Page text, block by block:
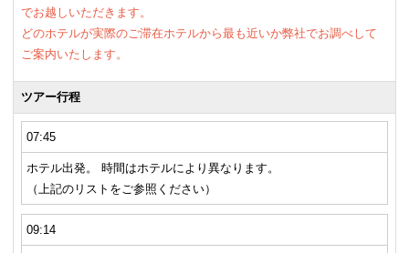
でお越しいただきます。
どのホテルが実際のご滞在ホテルから最も近いか弊社でお調べして
ご案内いたします。
ツアー行程
07:45
ホテル出発。 時間はホテルにより異なります。
（上記のリストをご参照ください）
09:14